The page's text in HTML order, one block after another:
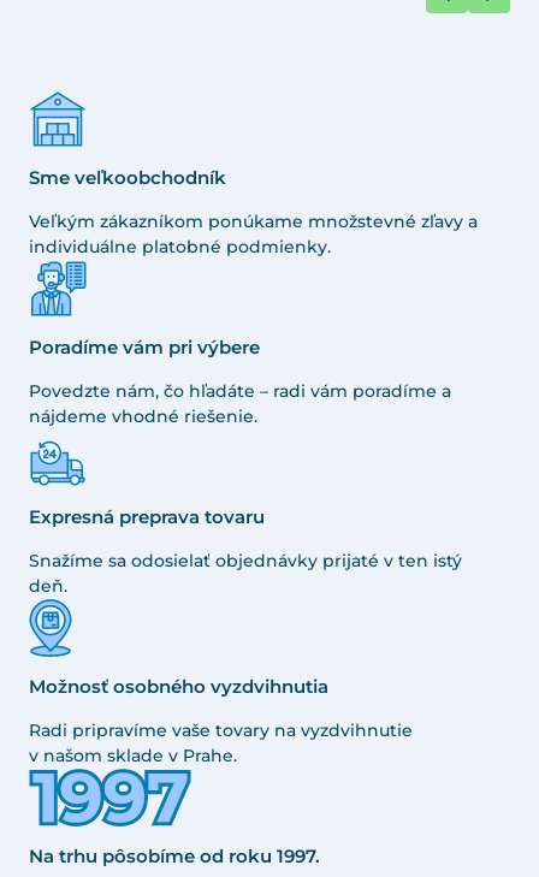
Sme veľkoobchodník
Veľkým zákazníkom ponúkame množstevné zľavy a
individuálne platobné podmienky.
Poradíme vám pri výbere
Povedzte nám, čo hľadáte – radi vám poradíme a
nájdeme vhodné riešenie.
Expresná preprava tovaru
Snažíme sa odosielať objednávky prijaté v ten istý
deň.
Možnosť osobného vyzdvihnutia
Radi pripravíme vaše tovary na vyzdvihnutie
v našom sklade v Prahe.
Na trhu pôsobíme od roku 1997.